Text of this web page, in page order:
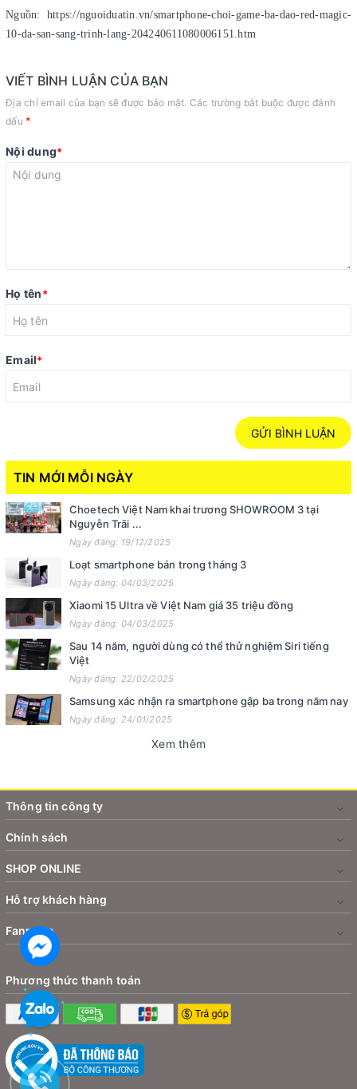
Nguồn: https://nguoiduatin.vn/smartphone-choi-game-ba-dao-red-magic-
10-da-san-sang-trinh-lang-204240611080006151.htm
VIẾT BÌNH LUẬN CỦA BẠN
Địa chỉ email của bạn sẽ được bảo mật. Các trường bắt buộc được đánh
dấu *
Nội dung*
Họ tên*
Email*
GỬI BÌNH LUẬN
TIN MỚI MỖI NGÀY
Choetech Việt Nam khai trương SHOWROOM 3 tại
Nguyễn Trãi ...
Ngày đăng: 19/12/2025
Loạt smartphone bán trong tháng 3
Ngày đăng: 04/03/2025
Xiaomi 15 Ultra về Việt Nam giá 35 triệu đồng
Ngày đăng: 04/03/2025
Sau 14 năm, người dùng có thể thử nghiệm Siri tiếng
Việt
Ngày đăng: 22/02/2025
Samsung xác nhận ra smartphone gập ba trong năm nay
Ngày đăng: 24/01/2025
Xem thêm
Thông tin công ty
Chính sách
SHOP ONLINE
Hỗ trợ khách hàng
Fanpage
Phương thức thanh toán